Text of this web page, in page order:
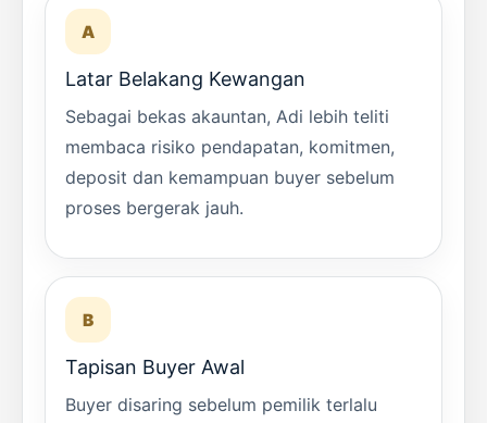
A
Latar Belakang Kewangan
Sebagai bekas akauntan, Adi lebih teliti
membaca risiko pendapatan, komitmen,
deposit dan kemampuan buyer sebelum
proses bergerak jauh.
B
Tapisan Buyer Awal
Buyer disaring sebelum pemilik terlalu